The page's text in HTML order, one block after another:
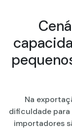
Na
dificuldade
importadores